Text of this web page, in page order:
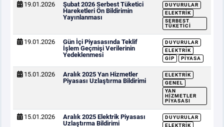
19.01.2026
Şubat 2026 Serbest Tüketici
Hareketleri Ön Bildirimin
Yayınlanması
DUYURULAR
ELEKTRIK
SERBEST
TÜKETICI
19.01.2026
Gün İçi Piyasasında Teklif
İşlem Geçmişi Verilerinin
Yedeklenmesi
DUYURULAR
ELEKTRIK
GİP
PIYASA
15.01.2026
Aralık 2025 Yan Hizmetler
Piyasası Uzlaştırma Bildirimi
ELEKTRIK
GENEL
YAN
HIZMETLER
PIYASASI
15.01.2026
Aralık 2025 Elektrik Piyasası
Uzlaştırma Bildirimi
DUYURULAR
ELEKTRIK